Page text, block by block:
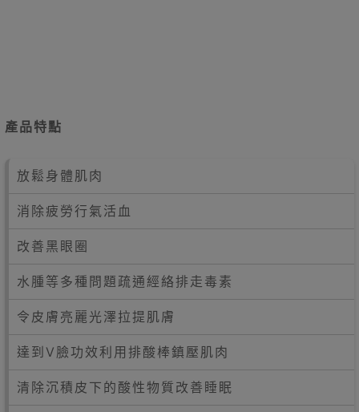
產品特點
放鬆身體肌肉
消除疲勞行氣活血
改善黑眼圈
水腫等多種問題疏通經絡排走毒素
令皮膚亮麗光澤拉提肌膚
達到V臉功效利用排酸棒鎮壓肌肉
清除沉積皮下的酸性物質改善睡眠